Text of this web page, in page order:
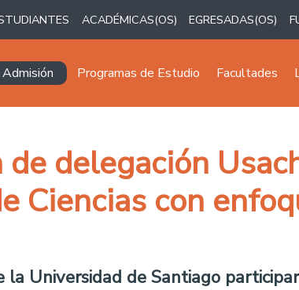
ACADÉMICAS(OS) EGRESADAS(OS)
principal
Admisión Programas de Estudio Facultades
delegación
Ciencias con
la Universidad de Santiago